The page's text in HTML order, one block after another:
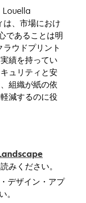
Louella
、市場におけ
であることは明
ウドプリント
績を持ってい
ュリティと安
組織が紙の依
減するのに役
みください。
デザイン・アプ
。